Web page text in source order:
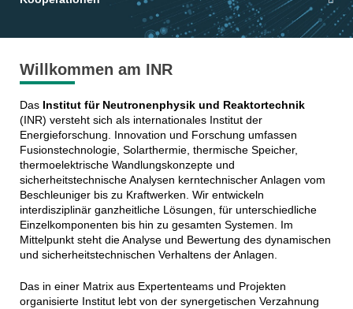
Willkommen am INR
Das Institut für Neutronenphysik und Reaktortechnik
(INR) versteht sich als internationales Institut der
Energieforschung. Innovation und Forschung umfassen
Fusionstechnologie, Solarthermie, thermische Speicher,
thermoelektrische Wandlungskonzepte und
sicherheitstechnische Analysen kerntechnischer Anlagen vom
Beschleuniger bis zu Kraftwerken. Wir entwickeln
interdisziplinär ganzheitliche Lösungen, für unterschiedliche
Einzelkomponenten bis hin zu gesamten Systemen. Im
Mittelpunkt steht die Analyse und Bewertung des dynamischen
und sicherheitstechnischen Verhaltens der Anlagen.
Das in einer Matrix aus Expertenteams und Projekten
organisierte Institut lebt von der synergetischen Verzahnung